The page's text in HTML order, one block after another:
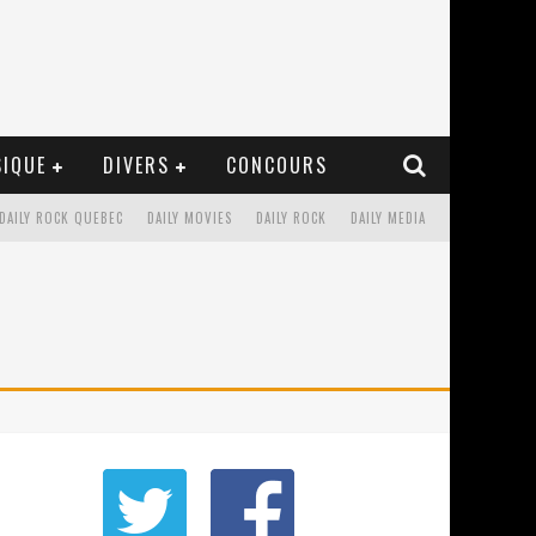
DIVERS CONCOURS
DAILY MEDIA
DAILY ROCK
DAILY MOVIES
DAILY ROCK QUEBEC